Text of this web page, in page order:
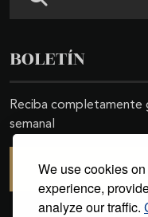
We use cookies
experience,
analyze our traffic.
BOLETÍN
Reciba completamente
semanal